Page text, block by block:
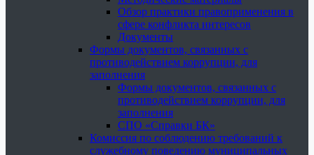
Обзор практики правоприменения в
сфере конфликта интересов
Документы
Формы документов, связанных с
противодействием коррупции, для
заполнения
Формы документов, связанных с
противодействием коррупции, для
заполнения
СПО «Справки БК»
Комиссия по соблюдению требований к
служебному поведению муниципальных